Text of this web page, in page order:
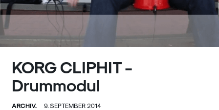
KORG CLIPHIT -
Drummodul
ARCHIV. 9. SEPTEMBER 2014